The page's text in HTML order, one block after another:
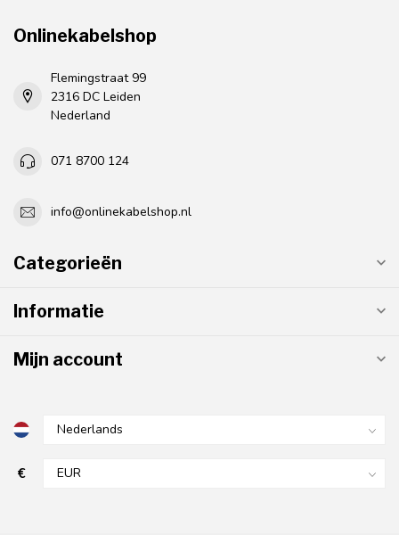
Onlinekabelshop
Flemingstraat 99
2316 DC Leiden
Nederland
071 8700 124
info@onlinekabelshop.nl
Categorieën
Informatie
Mijn account
€